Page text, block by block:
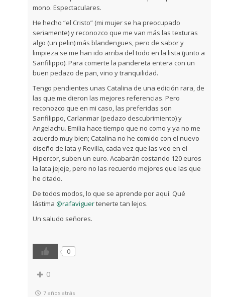
mono. Espectaculares.
He hecho “el Cristo” (mi mujer se ha preocupado
seriamente) y reconozco que me van más las texturas
algo (un pelin) más blandengues, pero de sabor y
limpieza se me han ido arriba del todo en la lista (junto a
Sanfilippo). Para comerte la pandereta entera con un
buen pedazo de pan, vino y tranquilidad.
Tengo pendientes unas Catalina de una edición rara, de
las que me dieron las mejores referencias. Pero
reconozco que en mi caso, las preferidas son
Sanfilippo, Carlanmar (pedazo descubrimiento) y
Angelachu. Emilia hace tiempo que no como y ya no me
acuerdo muy bien; Catalina no he comido con el nuevo
diseño de lata y Revilla, cada vez que las veo en el
Hipercor, suben un euro. Acabarán costando 120 euros
la lata jejeje, pero no las recuerdo mejores que las que
he citado.
De todos modos, lo que se aprende por aquí. Qué
lástima@rafaviguertenerte tan lejos.
Un saludo señores.
0
0
7 años atrás